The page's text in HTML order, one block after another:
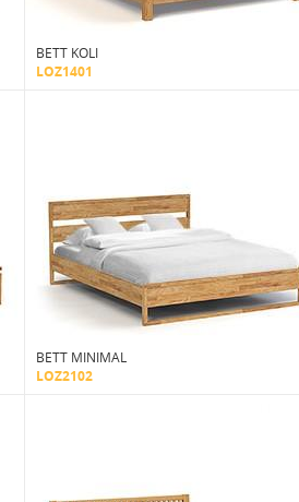
BETT KOLI
LOZ1401
BETT MINIMAL
LOZ2102